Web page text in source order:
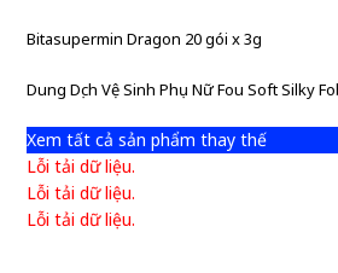
Bitasupermin Dragon 20 gói x 3g
Dung Dịch Vệ Sinh Phụ Nữ Fou Soft Silky
Xem tất cả sản phẩm thay thế
Lỗi tải dữ liệu.
Lỗi tải dữ liệu.
Lỗi tải dữ liệu.